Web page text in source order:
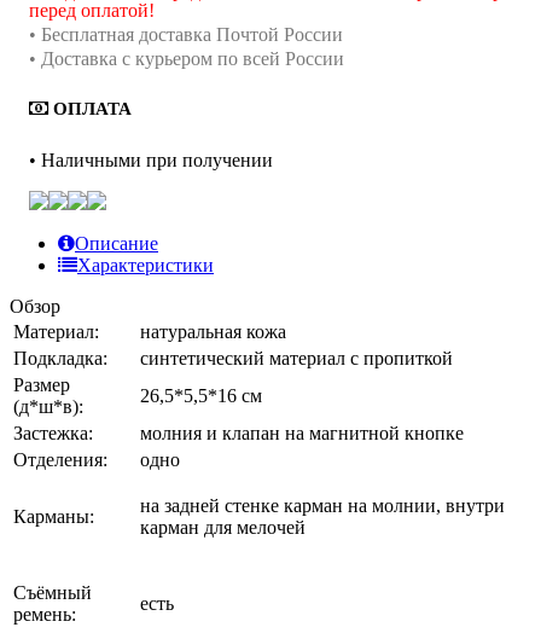
перед оплатой!
• Бесплатная доставка Почтой России
• Доставка с курьером по всей России
ОПЛАТА
• Наличными при получении
Описание
Характеристики
Обзор
Материал:
натуральная кожа
Подкладка:
синтетический материал с пропиткой
Размер
(д*ш*в):
26,5*5,5*16 см
Застежка:
молния и клапан на магнитной кнопке
Отделения:
одно
Карманы:
на задней стенке карман на молнии, внутри
карман для мелочей
Съёмный
ремень:
есть